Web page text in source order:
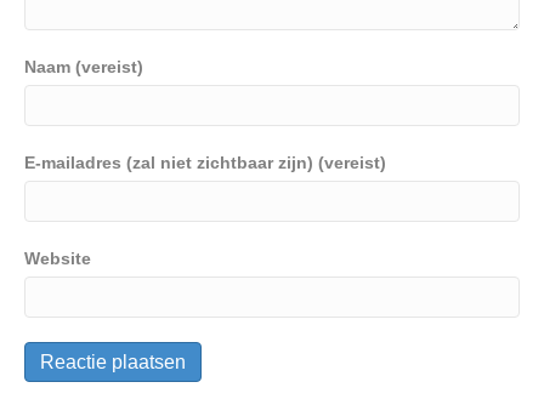
Naam (vereist)
E-mailadres (zal niet zichtbaar zijn) (vereist)
Website